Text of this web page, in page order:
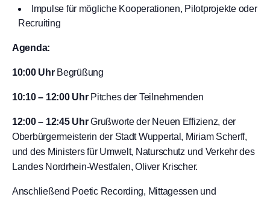
Impulse für mögliche Kooperationen, Pilotprojekte oder
Recruiting
Agenda:
10:00 UhrBegrüßung
10:10 – 12:00 UhrPitches der Teilnehmenden
12:00 – 12:45 UhrGrußworte der Neuen Effizienz, der
Oberbürgermeisterin der Stadt Wuppertal, Miriam Scherff,
und des Ministers für Umwelt, Naturschutz und Verkehr des
Landes Nordrhein-Westfalen, Oliver Krischer.
Anschließend Poetic Recording, Mittagessen und